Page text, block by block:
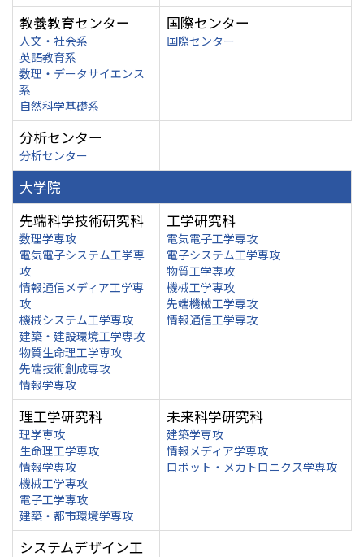
教養教育センター
人文・社会系
英語教育系
数理・データサイエンス
系
自然科学基礎系
国際センター
国際センター
分析センター
分析センター
大学院
先端科学技術研究科
数理学専攻
電気電子システム工学専
攻
情報通信メディア工学専
攻
機械システム工学専攻
建築・建設環境工学専攻
物質生命理工学専攻
先端技術創成専攻
情報学専攻
工学研究科
電気電子工学専攻
電子システム工学専攻
物質工学専攻
機械工学専攻
先端機械工学専攻
情報通信工学専攻
理工学研究科
理学専攻
生命理工学専攻
情報学専攻
機械工学専攻
電子工学専攻
建築・都市環境学専攻
未来科学研究科
建築学専攻
情報メディア学専攻
ロボット・メカトロニクス学専攻
システムデザイン工